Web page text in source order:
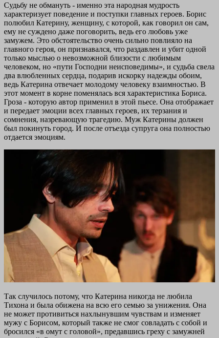
Судьбу не обмануть - именно эта народная мудрость
характеризует поведение и поступки главных героев. Борис
полюбил Катерину, женщину, с которой, как говорил он сам,
ему не суждено даже поговорить, ведь его любовь уже
замужем. Это обстоятельство очень сильно повлияло на
главного героя, он признавался, что раздавлен и убит одной
только мыслью о невозможной близости с любимым
человеком, но «пути Господни неисповедимы», и судьба свела
два влюбленных сердца, подарив искорку надежды обоим,
ведь Катерина отвечает молодому человеку взаимностью. В
этот момент в корне поменялась вся характеристика Бориса.
Гроза - которую автор применил в этой пьесе. Она отображает
и передает эмоции всех главных героев, их терзания и
сомнения, назревающую трагедию. Муж Катерины должен
был покинуть город. И после отъезда супруга она полностью
отдается эмоциям.
Так случилось потому, что Катерина никогда не любила
Тихона и была обижена на всю его семью за унижения. Она
не может противиться нахлынувшим чувствам и изменяет
мужу с Борисом, который также не смог совладать с собой и
бросился «в омут с головой», предавшись греху с замужней